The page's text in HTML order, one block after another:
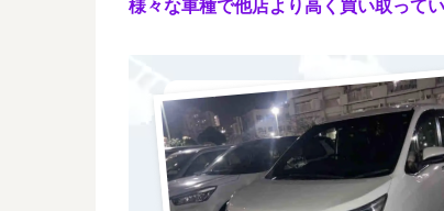
様々な車種で他店より高く買い取って